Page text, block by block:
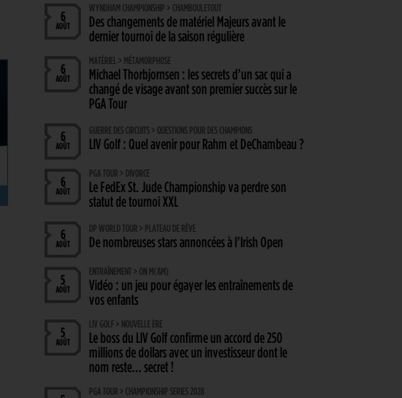
6
AOÛT
WYNDHAM CHAMPIONSHIP > CHAMBOULETOUT
Des changements de matériel Majeurs avant le
dernier tournoi de la saison régulière
6
AOÛT
MATÉRIEL > MÉTAMORPHOSE
Michael Thorbjornsen : les secrets d’un sac qui a
changé de visage avant son premier succès sur le
PGA Tour
6
AOÛT
GUERRE DES CIRCUITS > QUESTIONS POUR DES CHAMPIONS
LIV Golf : Quel avenir pour Rahm et DeChambeau ?
6
AOÛT
PGA TOUR > DIVORCE
Le FedEx St. Jude Championship va perdre son
statut de tournoi XXL
6
AOÛT
DP WORLD TOUR > PLATEAU DE RÊVE
De nombreuses stars annoncées à l’Irish Open
5
AOÛT
ENTRAÎNEMENT > ON M(&M)
Vidéo : un jeu pour égayer les entraînements de
vos enfants
5
AOÛT
LIV GOLF > NOUVELLE ÈRE
Le boss du LIV Golf confirme un accord de 250
millions de dollars avec un investisseur dont le
nom reste… secret !
PGA TOUR > CHAMPIONSHIP SERIES 2028